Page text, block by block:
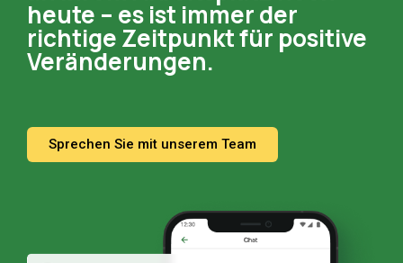
heute – es ist immer der
richtige Zeitpunkt für positive
Veränderungen.
Sprechen Sie mit unserem Team